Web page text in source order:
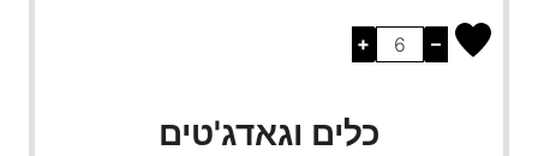
–
+
כלים וגאדג'טים